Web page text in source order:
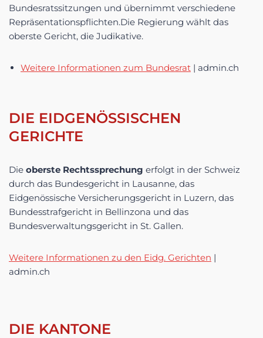
Bundesratssitzungen und übernimmt verschiedene
Repräsentationspflichten.Die Regierung wählt das
oberste Gericht, die Judikative.
Weitere Informationen zum Bundesrat | admin.ch
DIE EIDGENÖSSISCHEN
GERICHTE
Die oberste Rechtssprechung erfolgt in der Schweiz
durch das Bundesgericht in Lausanne, das
Eidgenössische Versicherungsgericht in Luzern, das
Bundesstrafgericht in Bellinzona und das
Bundesverwaltungsgericht in St. Gallen.
Weitere Informationen zu den Eidg. Gerichten |
admin.ch
DIE KANTONE